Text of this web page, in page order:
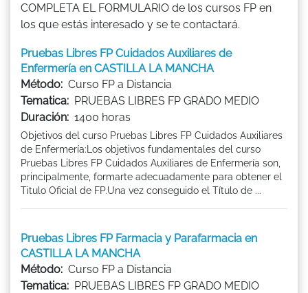
COMPLETA EL FORMULARIO de los cursos FP en
los que estás interesado y se te contactará.
Pruebas Libres FP Cuidados Auxiliares de
Enfermería en CASTILLA LA MANCHA
Método: Curso FP a Distancia
Tematica: PRUEBAS LIBRES FP GRADO MEDIO
Duración: 1400 horas
Objetivos del curso Pruebas Libres FP Cuidados Auxiliares
de Enfermería:Los objetivos fundamentales del curso
Pruebas Libres FP Cuidados Auxiliares de Enfermería son,
principalmente, formarte adecuadamente para obtener el
Titulo Oficial de FP.Una vez conseguido el Título de ...
Pruebas Libres FP Farmacia y Parafarmacia en
CASTILLA LA MANCHA
Método: Curso FP a Distancia
Tematica: PRUEBAS LIBRES FP GRADO MEDIO